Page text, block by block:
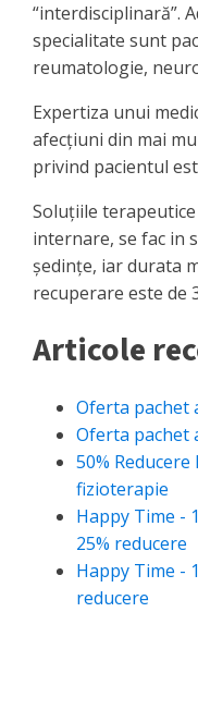
“interdisciplinară”.
specialitate sunt
reumatologie,
Expertiza unui
afecţiuni din mai
privind pacientul
Soluţiile
internare, se fac in
şedinţe, iar durata
recuperare este de
Articole
Oferta pachet
Oferta pachet
50%
fizioterapie
Happy Time -
25% reducere
Happy Time -
reducere